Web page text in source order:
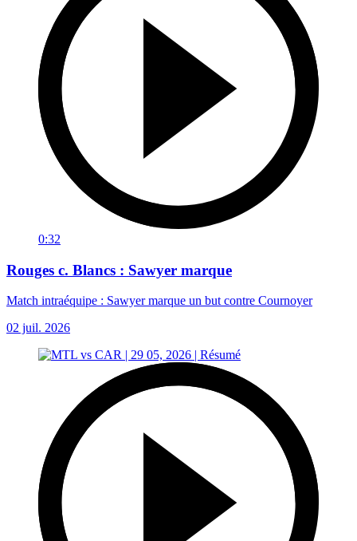
0:32
Rouges c. Blancs : Sawyer marque
Match intraéquipe : Sawyer marque un but contre Cournoyer
02 juil. 2026